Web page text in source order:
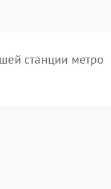
станции метро